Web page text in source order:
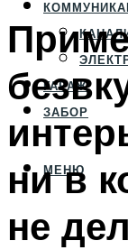
ГАРАЖ
ЗАБОР
МЕНЮ
ни в
не